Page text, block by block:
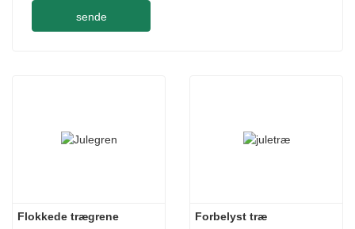
sende
Flokkede trægrene Forbelyst træ